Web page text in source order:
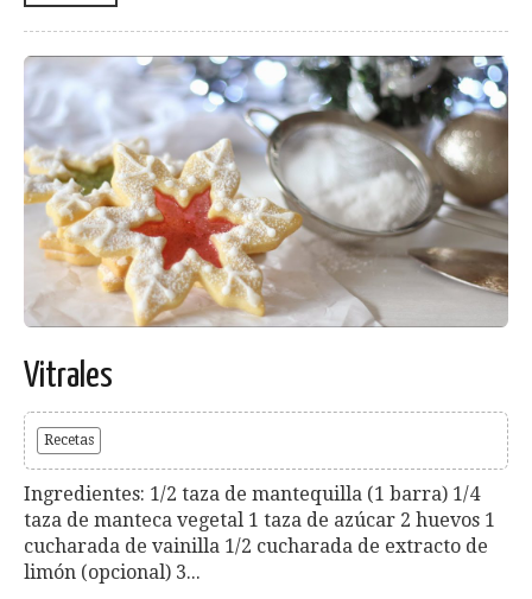
Vitrales
Recetas
Ingredientes: 1/2 taza de mantequilla (1 barra) 1/4
taza de manteca vegetal 1 taza de azúcar 2 huevos 1
cucharada de vainilla 1/2 cucharada de extracto de
limón (opcional) 3...